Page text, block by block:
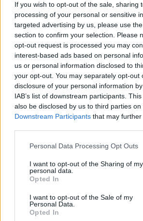
If you wish to opt-out of the sale, sharing
processing of your personal or sensitive
targeted advertising by us, please use
section to confirm your selection. Please
opt-out request is processed you may
interest-based ads based on personal
us or personal information disclosed to
your opt-out. You may separately opt-out
disclosure of your personal information
IAB’s list of downstream participants.
also be disclosed by us to third parties on
Downstream Participants that may
Please note that this website/app uses
not limited to your visit or usage
grant or deny consent to Google and its
use your data for below specified
consent section.
Personal Data Processing Opt Outs
I want to opt-out of the Sharing of my
personal data.
Opted In
I want to opt-out of the Sale of my
Personal Data.
Opted In